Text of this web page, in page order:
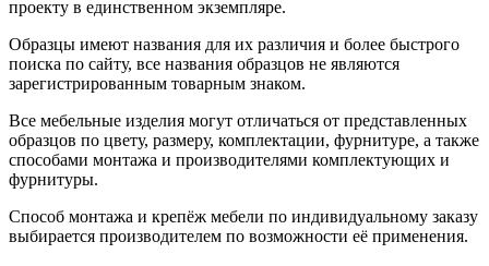
проекту в единственном экземпляре.
Образцы имеют названия для их различия и более быстрого
поиска по сайту, все названия образцов не являются
зарегистрированным товарным знаком.
Все мебельные изделия могут отличаться от представленных
образцов по цвету, размеру, комплектации, фурнитуре, а также
способами монтажа и производителями комплектующих и
фурнитуры.
Способ монтажа и крепёж мебели по индивидуальному заказу
выбирается производителем по возможности её применения.